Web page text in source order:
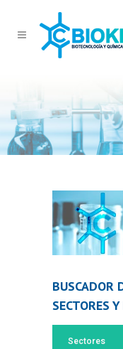
BUSCADOR
SECTORES
Sectores